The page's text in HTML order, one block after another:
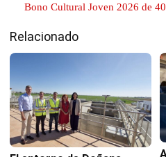
Bono Cultural Joven 2026 de
Relacionado